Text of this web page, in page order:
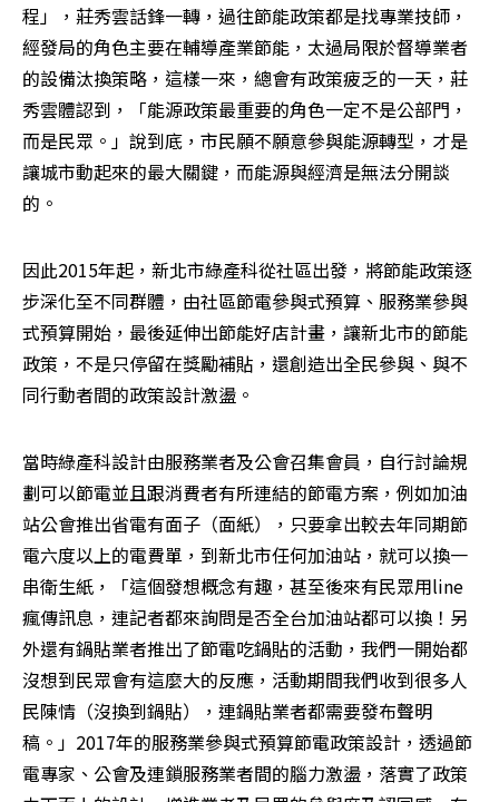
程」，莊秀雲話鋒一轉，過往節能政策都是找專業技師，
經發局的角色主要在輔導產業節能，太過局限於督導業者
的設備汰換策略，這樣一來，總會有政策疲乏的一天，莊
秀雲體認到，「能源政策最重要的角色一定不是公部門，
而是民眾。」說到底，市民願不願意參與能源轉型，才是
讓城市動起來的最大關鍵，而能源與經濟是無法分開談
的。
因此2015年起，新北市綠產科從社區出發，將節能政策逐
步深化至不同群體，由社區節電參與式預算、服務業參與
式預算開始，最後延伸出節能好店計畫，讓新北市的節能
政策，不是只停留在獎勵補貼，還創造出全民參與、與不
同行動者間的政策設計激盪。
當時綠產科設計由服務業者及公會召集會員，自行討論規
劃可以節電並且跟消費者有所連結的節電方案，例如加油
站公會推出省電有面子（面紙），只要拿出較去年同期節
電六度以上的電費單，到新北市任何加油站，就可以換一
串衛生紙，「這個發想概念有趣，甚至後來有民眾用line
瘋傳訊息，連記者都來詢問是否全台加油站都可以換！另
外還有鍋貼業者推出了節電吃鍋貼的活動，我們一開始都
沒想到民眾會有這麼大的反應，活動期間我們收到很多人
民陳情（沒換到鍋貼），連鍋貼業者都需要發布聲明
稿。」2017年的服務業參與式預算節電政策設計，透過節
電專家、公會及連鎖服務業者間的腦力激盪，落實了政策